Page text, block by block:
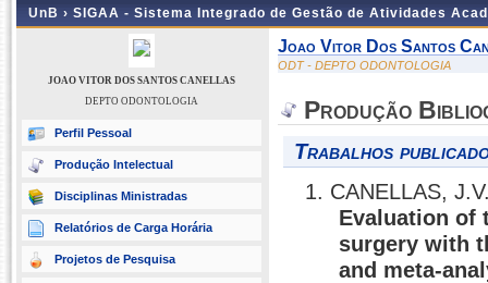
UnB › SIGAA - Sistema Integrado de Gestão de Atividades
JOAO VITOR DOS SANTOS CANELLAS
DEPTO ODONTOLOGIA
Perfil Pessoal
Produção Intelectual
Disciplinas Ministradas
Relatórios de Carga Horária
Projetos de Pesquisa
Joao Vitor Dos Santos
ODT - DEPTO ODONTOLOGIA
Produção
Trabalhos
1. CANELLAS,
Evaluation of
surgery with
and meta-